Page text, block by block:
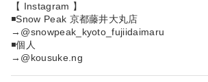
【 Instagram 】
◾️Snow Peak 京都藤井大丸店
→@snowpeak_kyoto_fujiidaimaru
◾️個人
→@kousuke.ng